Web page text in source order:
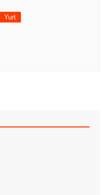
Yurt